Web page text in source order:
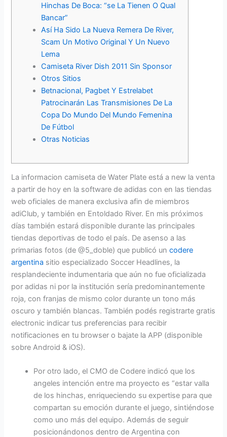
Hinchas De Boca: “se La Tienen O Qual
Bancar”
Así Ha Sido La Nueva Remera De River,
Scam Un Motivo Original Y Un Nuevo
Lema
Camiseta River Dish 2011 Sin Sponsor
Otros Sitios
Betnacional, Pagbet Y Estrelabet
Patrocinarán Las Transmisiones De La
Copa Do Mundo Del Mundo Femenina
De Fútbol
Otras Noticias
La informacion camiseta de Water Plate está a new la venta
a partir de hoy en la software de adidas con en las tiendas
web oficiales de manera exclusiva afin de miembros
adiClub, y también en Entoldado River. En mis próximos
días también estará disponible durante las principales
tiendas deportivas de todo el país. De asenso a las
primarias fotos (de @5_doble) que publicó uncodere
argentina sitio especializado Soccer Headlines, la
resplandeciente indumentaria que aún no fue oficializada
por adidas ni por la institución sería predominantemente
roja, con franjas de mismo color durante un tono más
oscuro y también blancas. También podés registrarte gratis
electronic indicar tus preferencias para recibir
notificaciones en tu browser o bajate la APP (disponible
sobre Android & iOS).
Por otro lado, el CMO de Codere indicó que los
angeles intención entre ma proyecto es “estar valla
de los hinchas, enriqueciendo su expertise para que
compartan su emoción durante el juego, sintiéndose
como uno más del equipo. Además de seguir
posicionándonos dentro de Argentina con